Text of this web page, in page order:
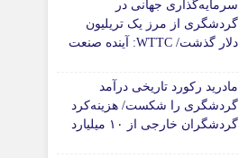
سرمایه‌گذاری جهانی در
گردشگری از مرز یک تریلیون
دلار گذشت/ WTTC: آینده صنعت
جهانی تضمین می‌شود
مادرید رکورد تاریخی درآمد
گردشگری را شکست/ هزینه‌کرد
گردشگران خارجی از ۱۰ میلیارد